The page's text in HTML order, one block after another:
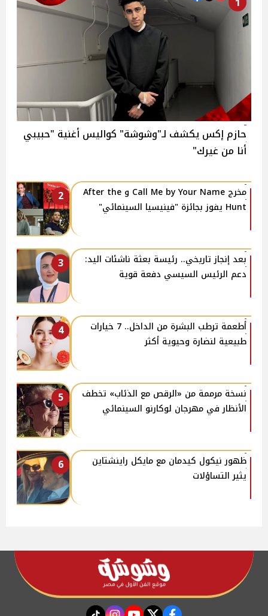
حازم إكس يكشف لـ"وشوشة" كواليس أغنية "حبيبي
أنا من غيرك"
2
مخرج Call Me by Your Name و After the
Hunt يفوز بجائزة "فينيسيا السينمائي"
3
بعد إنجاز تاريخي.. رئيسة بعثة ناشئات اليد:
دعم الرئيس السيسي دفعة قوية
4
أطعمة ترطب البشرة من الداخل.. 7 خيارات
طبيعية لنضارة وحيوية أكثر
5
نسخة مرممة من «الرقص مع الذئاب» تخطف
الأنظار في مهرجان لوكارنو السينمائي
6
ظهور نيكول كيدمان مع مايكل راينشتاين
يثير التساؤلات